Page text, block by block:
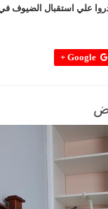
علي استقبال الضيوف
Google +